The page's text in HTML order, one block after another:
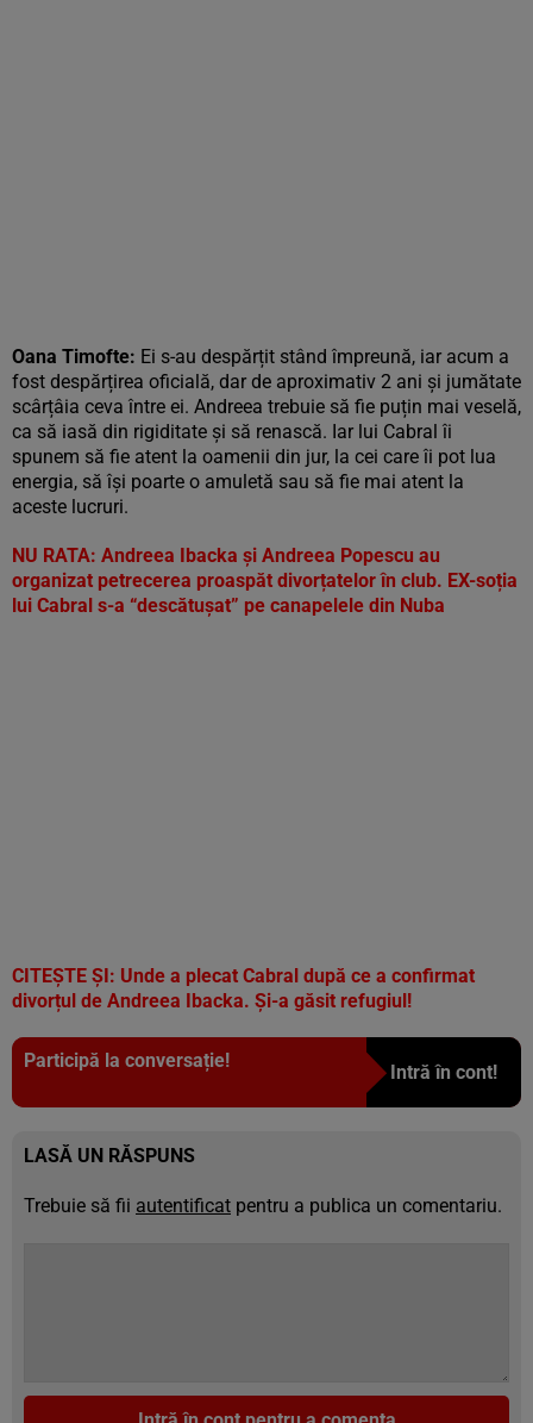
Oana Timofte: Ei s-au despărțit stând împreună, iar acum a
fost despărțirea oficială, dar de aproximativ 2 ani și jumătate
scârțâia ceva între ei. Andreea trebuie să fie puțin mai veselă,
ca să iasă din rigiditate și să renască. Iar lui Cabral îi
spunem să fie atent la oamenii din jur, la cei care îi pot lua
energia, să își poarte o amuletă sau să fie mai atent la
aceste lucruri.
NU RATA: Andreea Ibacka și Andreea Popescu au
organizat petrecerea proaspăt divorțatelor în club. EX-soția
lui Cabral s-a “descătușat” pe canapelele din Nuba
CITEȘTE ȘI: Unde a plecat Cabral după ce a confirmat
divorțul de Andreea Ibacka. Și-a găsit refugiul!
Participă la conversație!
Intră în cont!
LASĂ UN RĂSPUNS
Trebuie să fii autentificat pentru a publica un comentariu.